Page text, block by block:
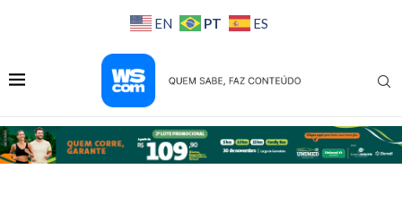
EN PT ES